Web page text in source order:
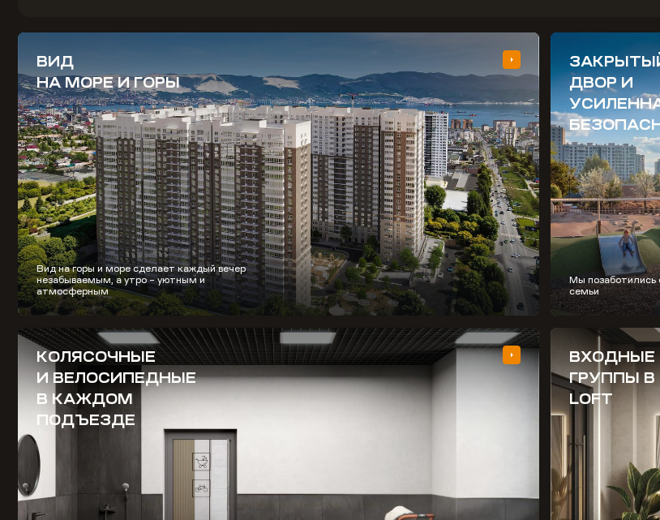
ВИД
НА МОРЕ И ГОРЫ
Вид на горы и море сделает каждый вечер
незабываемым, а утро – уютным и
атмосферным
ДВОР И
Мы позаботились
семьи
КОЛЯСОЧНЫЕ
И ВЕЛОСИПЕДНЫЕ
В КАЖДОМ
ПОДЪЕЗДЕ
ВХОДНЫЕ
ГРУППЫ В
LOFT